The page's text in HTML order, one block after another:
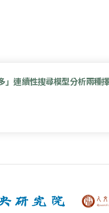
」連續性搜尋模型分析兩種